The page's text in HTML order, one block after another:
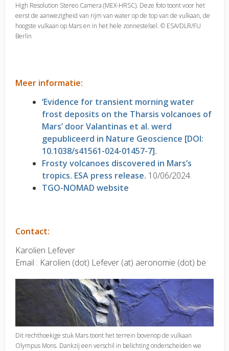
High Resolution Stereo Camera (MEX-HRSC). Deze foto toont voor het
eerst de aanwezigheid van rijm van water op de top van de vulkaan, de
hoogste vulkaan op Mars en in het hele zonnestelsel. © ESA/DLR/FU
Berlin
Meer informatie:
‘Evidence for transient morning water
frost deposits on the Tharsis volcanoes of
Mars’ door Valantinas et al. werd
gepubliceerd in Nature Geoscience [DOI:
10.1038/s41561-024-01457-7].
Frosty volcanoes discovered in Mars’s
tropics. ESA press release. 10/06/2024.
TGO-NOMAD website
Contact:
Karolien Lefever
Email : Karolien (dot) Lefever (at) aeronomie (dot) be
Dit rechthoekige stuk Mars toont het terrein bovenop de vulkaan
Olympus Mons. Dankzij een verschil in belichting onderscheiden we